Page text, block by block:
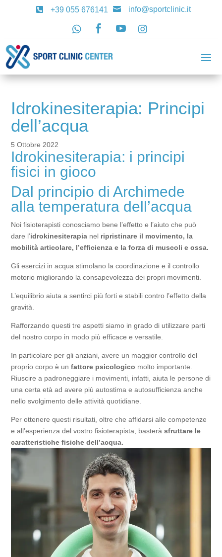
 +39 055 676141  info@sportclinic.it
   
Idrokinesiterapia: Principi
dell’acqua
5 Ottobre 2022
Idrokinesiterapia: i principi
fisici in gioco
Dal principio di Archimede
alla temperatura dell’acqua
Noi fisioterapisti conosciamo bene l’effetto e l’aiuto che può
dare l’idrokinesiterapia nel ripristinare il movimento, la
mobilità articolare, l’efficienza e la forza di muscoli e ossa.
Gli esercizi in acqua stimolano la coordinazione e il controllo
motorio migliorando la consapevolezza dei propri movimenti.
L’equilibrio aiuta a sentirci più forti e stabili contro l’effetto della
gravità.
Rafforzando questi tre aspetti siamo in grado di utilizzare parti
del nostro corpo in modo più efficace e versatile.
In particolare per gli anziani, avere un maggior controllo del
proprio corpo è unfattore psicologico molto importante.
Riuscire a padroneggiare i movimenti, infatti, aiuta le persone di
una certa età ad avere più autostima e autosufficienza anche
nello svolgimento delle attività quotidiane.
Per ottenere questi risultati, oltre che affidarsi alle competenze
e all’esperienza del vostro fisioterapista, basteràsfruttare le
caratteristiche fisiche dell’acqua.